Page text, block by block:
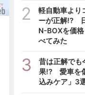
2
軽自動車より
ーが正解!?
N-BOXを価
べてみた
3
昔は正解でも
果!? 愛車を
込みケア」3